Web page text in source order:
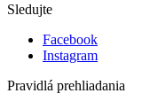
Sledujte
Facebook
Instagram
Pravidlá prehliadania